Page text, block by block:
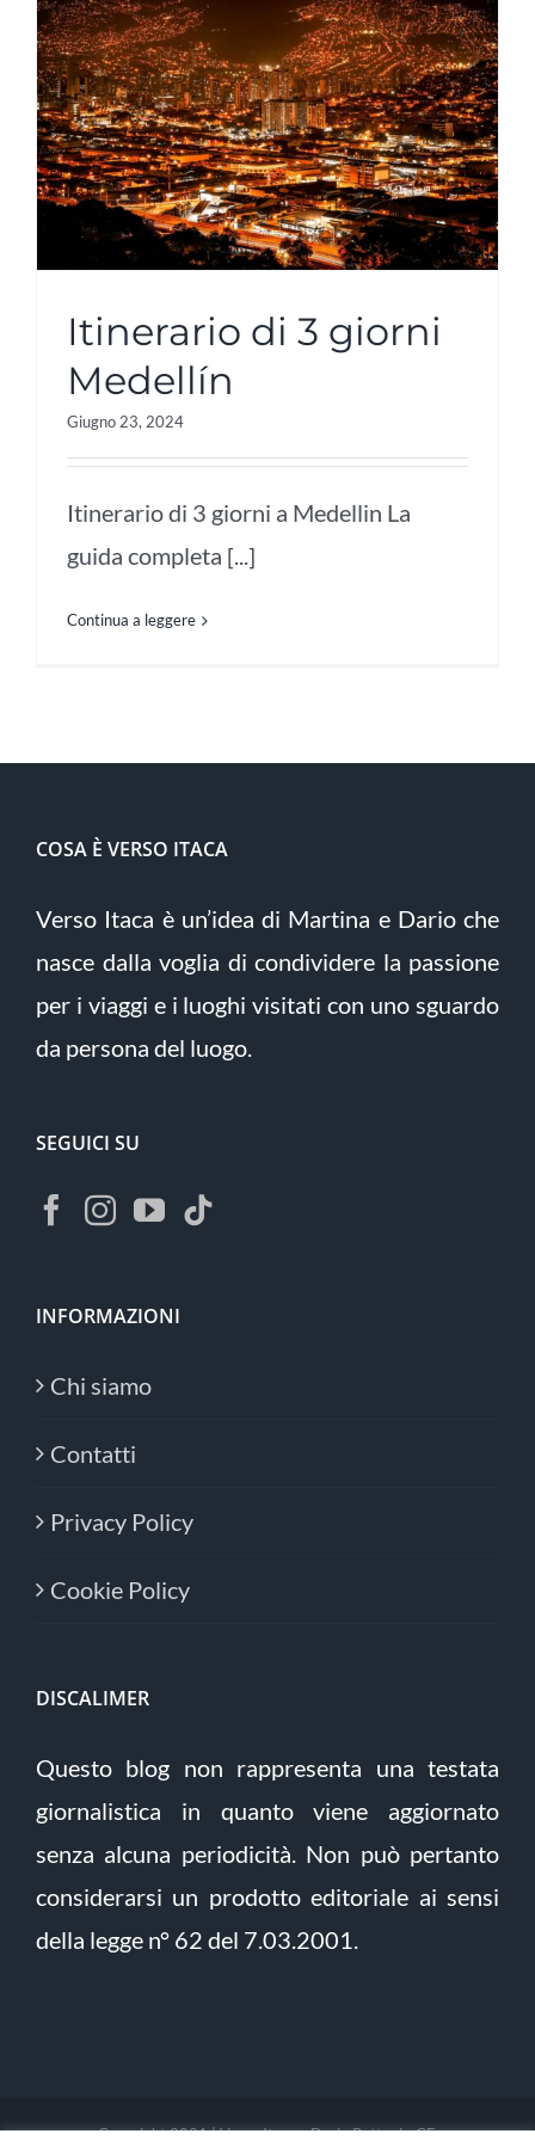
Itinerario di 3 giorni
Medellín
Giugno 23, 2024
Itinerario di 3 giorni a Medellin La
guida completa [...]
Continua a leggere
COSA È VERSO ITACA
Verso Itaca è un’idea di Martina e Dario che
nasce dalla voglia di condividere la passione
per i viaggi e i luoghi visitati con uno sguardo
da persona del luogo.
SEGUICI SU
INFORMAZIONI
Chi siamo
Contatti
Privacy Policy
Cookie Policy
DISCALIMER
Questo blog non rappresenta una testata
giornalistica in quanto viene aggiornato
senza alcuna periodicità. Non può pertanto
considerarsi un prodotto editoriale ai sensi
della legge n° 62 del 7.03.2001.
Copyright 2021 | Verso Itaca - Dario Pettoni - CF: